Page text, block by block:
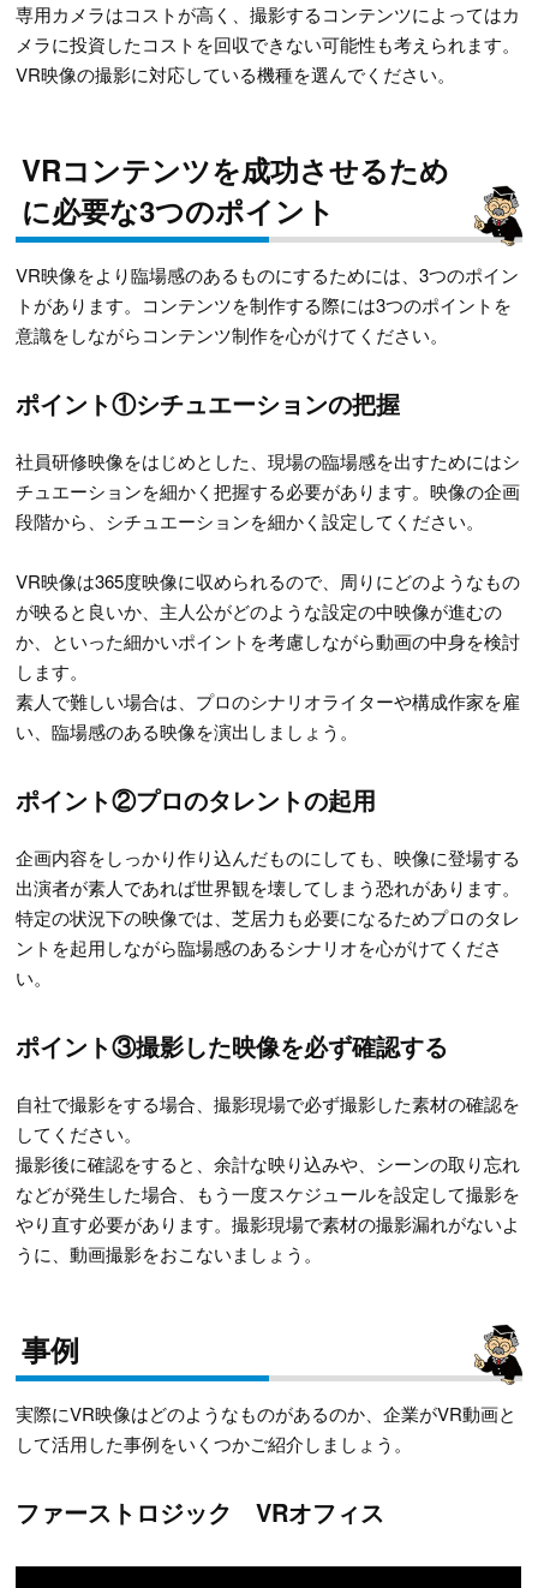
専用カメラはコストが高く、撮影するコンテンツによってはカ
メラに投資したコストを回収できない可能性も考えられます。
VR映像の撮影に対応している機種を選んでください。
VRコンテンツを成功させるため
に必要な3つのポイント
VR映像をより臨場感のあるものにするためには、3つのポイン
トがあります。コンテンツを制作する際には3つのポイントを
意識をしながらコンテンツ制作を心がけてください。
ポイント①シチュエーションの把握
社員研修映像をはじめとした、現場の臨場感を出すためにはシ
チュエーションを細かく把握する必要があります。映像の企画
段階から、シチュエーションを細かく設定してください。
VR映像は365度映像に収められるので、周りにどのようなもの
が映ると良いか、主人公がどのような設定の中映像が進むの
か、といった細かいポイントを考慮しながら動画の中身を検討
します。
素人で難しい場合は、プロのシナリオライターや構成作家を雇
い、臨場感のある映像を演出しましょう。
ポイント②プロのタレントの起用
企画内容をしっかり作り込んだものにしても、映像に登場する
出演者が素人であれば世界観を壊してしまう恐れがあります。
特定の状況下の映像では、芝居力も必要になるためプロのタレ
ントを起用しながら臨場感のあるシナリオを心がけてくださ
い。
ポイント③撮影した映像を必ず確認する
自社で撮影をする場合、撮影現場で必ず撮影した素材の確認を
してください。
撮影後に確認をすると、余計な映り込みや、シーンの取り忘れ
などが発生した場合、もう一度スケジュールを設定して撮影を
やり直す必要があります。撮影現場で素材の撮影漏れがないよ
うに、動画撮影をおこないましょう。
事例
実際にVR映像はどのようなものがあるのか、企業がVR動画と
して活用した事例をいくつかご紹介しましょう。
ファーストロジック VRオフィス